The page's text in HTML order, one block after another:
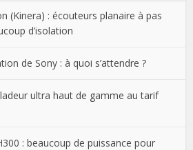
(Kinera) : écouteurs planaire à pas
d’isolation
de Sony : à quoi s’attendre ?
ultra haut de gamme au tarif
: beaucoup de puissance pour